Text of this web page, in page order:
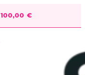
100,00 €